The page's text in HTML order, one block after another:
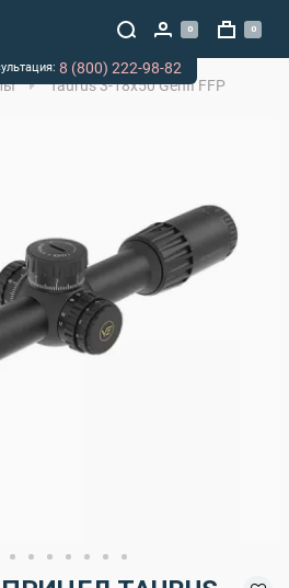
0 0
Taurus 3-18x50 GenII FFP
8 (800) 222-98-82